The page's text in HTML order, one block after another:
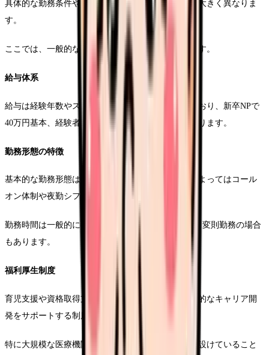
具体的な勤務条件や勤務条件は、医療機関によって大きく異なりま
す。
ここでは、一般的な傾向と特徴的な事例を紹介します。
給与体系
給与は経験年数やスキルレベルによって設定されており、新卒NPで
40万円基本、経験者では60万円以上となることもあります。
勤務形態の特徴
基本的な勤務形態は日勤が中心ですが、医療機関によってはコール
オン体制や夜勤シフトが組まれることもあります。
勤務時間は一般的に8時間勤務が基本となりますが、変則勤務の場合
もあります。
福利厚生制度
育児支援や資格取得支援、学会参加支援など、継続的なキャリア開
発をサポートする制度が充実しています。
特に大規模な医療機関では、独自の福利厚生制度を設けていること